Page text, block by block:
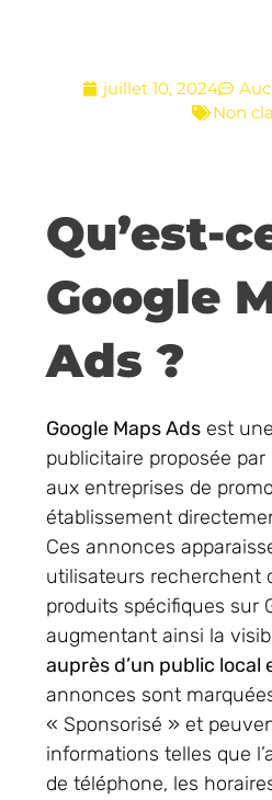
juillet 10, 2024
Non
Qu’est-
Google
Ads ?
Google Maps Ads est
publicitaire proposée
aux entreprises de
établissement
Ces annonces
utilisateurs recherchent
produits spécifiques sur
augmentant ainsi la
auprès d’un public
annonces sont
« Sponsorisé » et
informations telles que
de téléphone, les